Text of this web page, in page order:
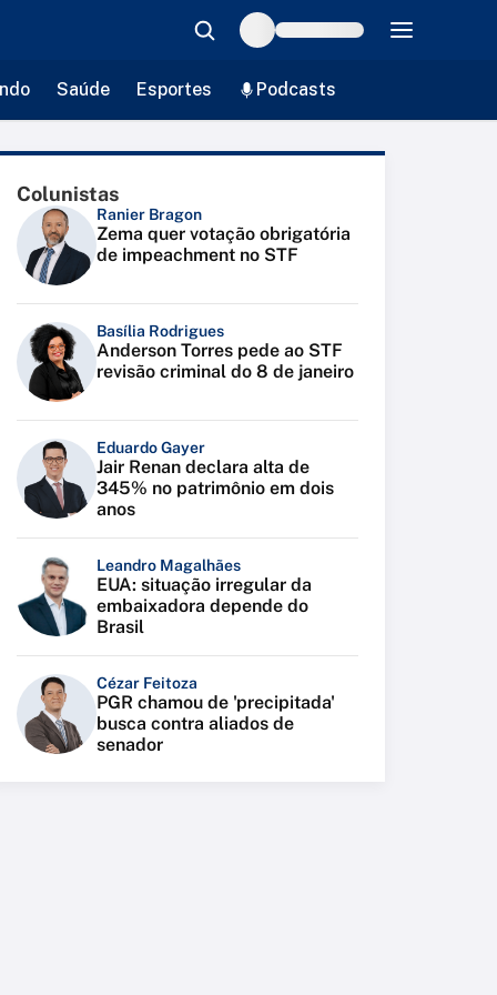
Saúde Esportes Podcasts
Colunistas
Ranier Bragon
Zema quer votação obrigatória
de impeachment no STF
Basília Rodrigues
Anderson Torres pede ao STF
revisão criminal do 8 de janeiro
Eduardo Gayer
Jair Renan declara alta de
345% no patrimônio em dois
anos
Leandro Magalhães
EUA: situação irregular da
embaixadora depende do
Brasil
Cézar Feitoza
PGR chamou de 'precipitada'
busca contra aliados de
senador